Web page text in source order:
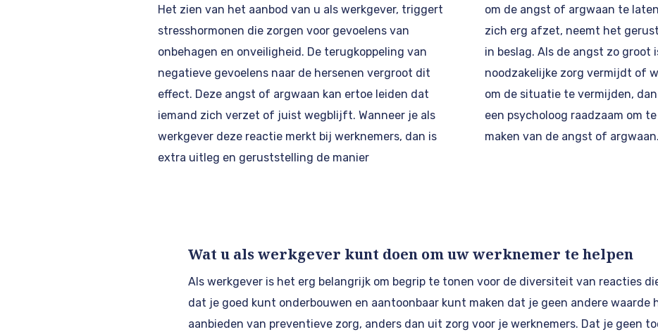
Het zien van het aanbod van u als werkgever, triggert
stresshormonen die zorgen voor gevoelens van
onbehagen en onveiligheid. De terugkoppeling van
negatieve gevoelens naar de hersenen vergroot dit
effect. Deze angst of argwaan kan ertoe leiden dat
iemand zich verzet of juist wegblijft. Wanneer je als
werkgever deze reactie merkt bij werknemers, dan is
extra uitleg en geruststelling de manier
om de angst of argwaan te
zich erg afzet, neemt het
in beslag. Als de angst zo groot
noodzakelijke zorg vermijdt of
om de situatie te vermijden,
een psycholoog raadzaam om
maken van de angst of argwaan.
Wat u als werkgever kunt doen om uw werknemer te helpen
Als werkgever is het erg belangrijk om begrip te tonen voor de diversiteit van reacties
dat je goed kunt onderbouwen en aantoonbaar kunt maken dat je geen andere waarde
aanbieden van preventieve zorg, anders dan uit zorg voor je werknemers. Dat je geen